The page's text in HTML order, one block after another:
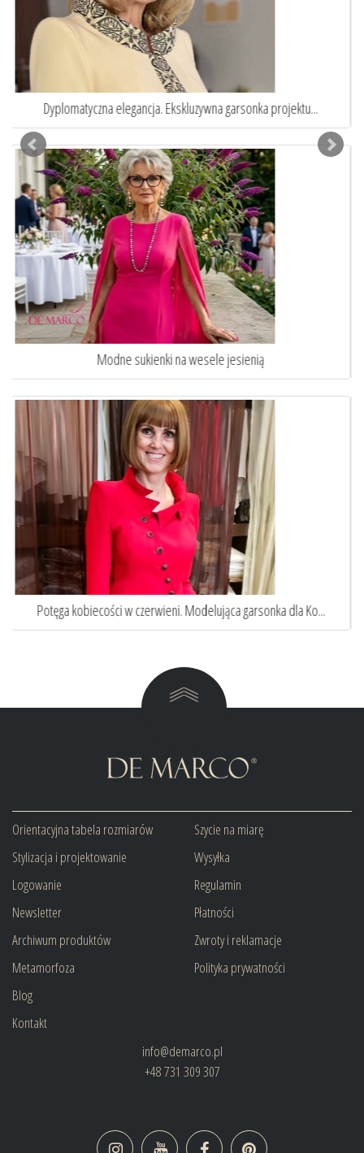
Eleganckie garnitury damskie szyte na miarę
Jak ubrać się na komunie wnuka lub wnuczki?
Elegancka niebieska sukienka wizytowa w stylu Pierwszej...
Orientacyjna tabela rozmiarów
Stylizacja i projektowanie
Logowanie
Newsletter
Archiwum produktów
Metamorfoza
Blog
Kontakt
Szycie na miarę
Wysyłka
Regulamin
Płatności
Zwroty i reklamacje
Polityka prywatności
info@demarco.pl
+48 731 309 307